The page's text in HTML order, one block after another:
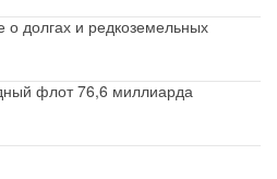
долгах и редкоземельных
флот 76,6 миллиарда